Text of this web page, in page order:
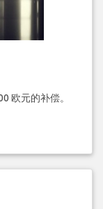
欧元的补偿。